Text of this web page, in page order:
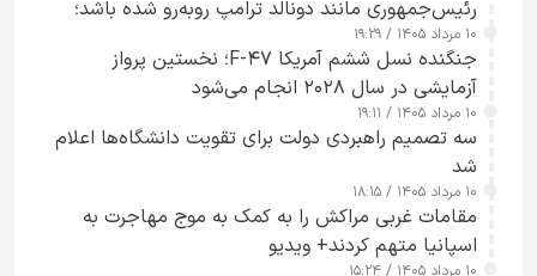
رئیس‌جمهوری مانند دونالد ترامپ روبه‌رو شده باشد؛
کسی که واقعاً دست به اقدام می‌زند
۱۰ مرداد ۱۴۰۵ / ۱۹:۲۹
جنگنده نسل ششم آمریکا F-۴۷؛ نخستین پرواز
آزمایشی در سال ۲۰۲۸ انجام می‌شود
۱۰ مرداد ۱۴۰۵ / ۱۹:۱۱
سه تصمیم راهبردی دولت برای تقویت دانشگاه‌ها اعلام
شد
۱۰ مرداد ۱۴۰۵ / ۱۸:۱۵
مقامات غربی مراکش را به کمک به موج مهاجرت به
اسپانیا متهم کردند+ ویدیو
۱۰ مرداد ۱۴۰۵ / ۱۵:۲۴